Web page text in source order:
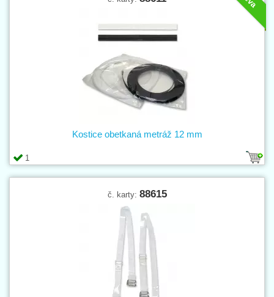
1
Kostice obetkaná metráž 12 mm
č. karty: 88615